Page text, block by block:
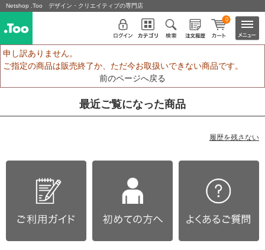
Netshop .Too デザイン・クリエイティブの専門店
0
申し訳ありません。
ご指定の商品は販売終了か、ただ今お取扱いできない商品です。
前のページへ戻る
最近ご覧になった商品
履歴を残さない